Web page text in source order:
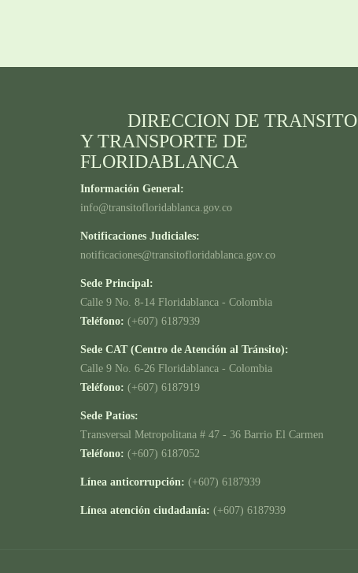
DIRECCION DE TRANSITO
Y TRANSPORTE DE
FLORIDABLANCA
Información General:
info@transitofloridablanca.gov.co
Notificaciones Judiciales:
notificaciones@transitofloridablanca.gov.co
Sede Principal:
Calle 9 No. 8-14 Floridablanca - Colombia
Teléfono: (+607) 6187939
Sede CAT (Centro de Atención al Tránsito):
Calle 9 No. 6-26 Floridablanca - Colombia
Teléfono: (+607) 6187919
Sede Patios:
Transversal Metropolitana # 47 - 36 Barrio El Carmen
Teléfono: (+607) 6187052
Línea anticorrupción: (+607) 6187939
Línea atención ciudadanía: (+607) 6187939